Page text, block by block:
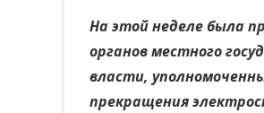
На этой неделе была
органов местного
власти,
прекращения